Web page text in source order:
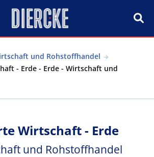
und Rohstoffhandel
- Erde - Erde - Wirtschaft und
Wirtschaft - Erde
und Rohstoffhandel